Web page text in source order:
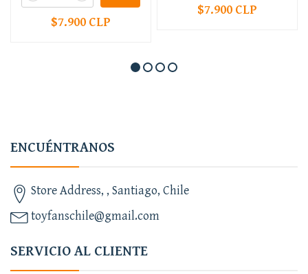
$7.900 CLP
$7.900 CLP
ENCUÉNTRANOS
Store Address, , Santiago, Chile
toyfanschile@gmail.com
SERVICIO AL CLIENTE